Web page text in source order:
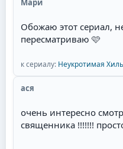
Мари
Обожаю этот сериал,
пересматриваю 🩷
к сериалу: Неукротимая
ася
очень интересно
священника !!!!!!!